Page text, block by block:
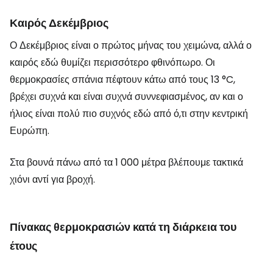
Καιρός Δεκέμβριος
Ο Δεκέμβριος είναι ο πρώτος μήνας του χειμώνα, αλλά ο
καιρός εδώ θυμίζει περισσότερο φθινόπωρο. Οι
θερμοκρασίες σπάνια πέφτουν κάτω από τους 13 °C,
βρέχει συχνά και είναι συχνά συννεφιασμένος, αν και ο
ήλιος είναι πολύ πιο συχνός εδώ από ό,τι στην κεντρική
Ευρώπη.
Στα βουνά πάνω από τα 1 000 μέτρα βλέπουμε τακτικά
χιόνι αντί για βροχή.
Πίνακας θερμοκρασιών κατά τη διάρκεια του
έτους